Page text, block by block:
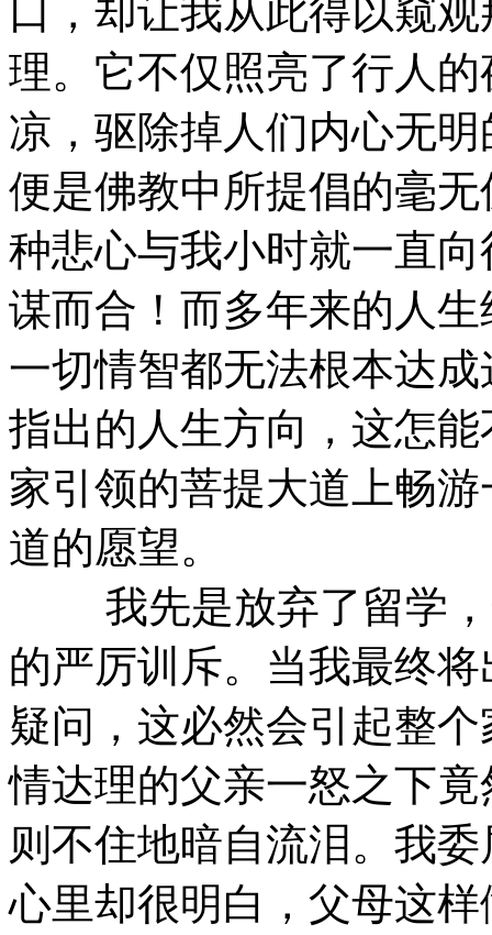
口，却让我从此得以窥
理。它不仅照亮了行人
凉，驱除掉人们内心无
便是佛教中所提倡的毫
种悲心与我小时就一直
谋而合！而多年来的人
一切情智都无法根本达
指出的人生方向，这怎
家引领的菩提大道上畅
道的愿望。
我先是放弃了留学，
的严厉训斥。当我最终
疑问，这必然会引起整
情达理的父亲一怒之下
则不住地暗自流泪。我
心里却很明白，父母这